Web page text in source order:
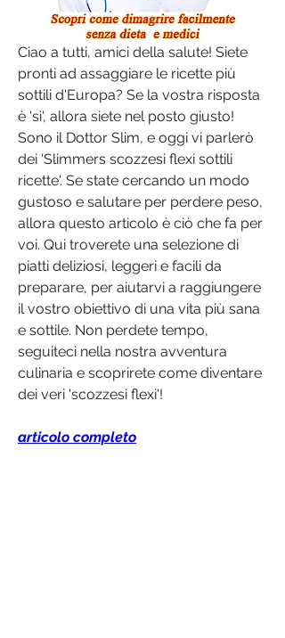
Ciao a tutti, amici della salute! Siete
pronti ad assaggiare le ricette più
sottili d'Europa? Se la vostra risposta
è 'sì', allora siete nel posto giusto!
Sono il Dottor Slim, e oggi vi parlerò
dei 'Slimmers scozzesi flexi sottili
ricette'. Se state cercando un modo
gustoso e salutare per perdere peso,
allora questo articolo è ciò che fa per
voi. Qui troverete una selezione di
piatti deliziosi, leggeri e facili da
preparare, per aiutarvi a raggiungere
il vostro obiettivo di una vita più sana
e sottile. Non perdete tempo,
seguiteci nella nostra avventura
culinaria e scoprirete come diventare
dei veri 'scozzesi flexi'!
articolo completo